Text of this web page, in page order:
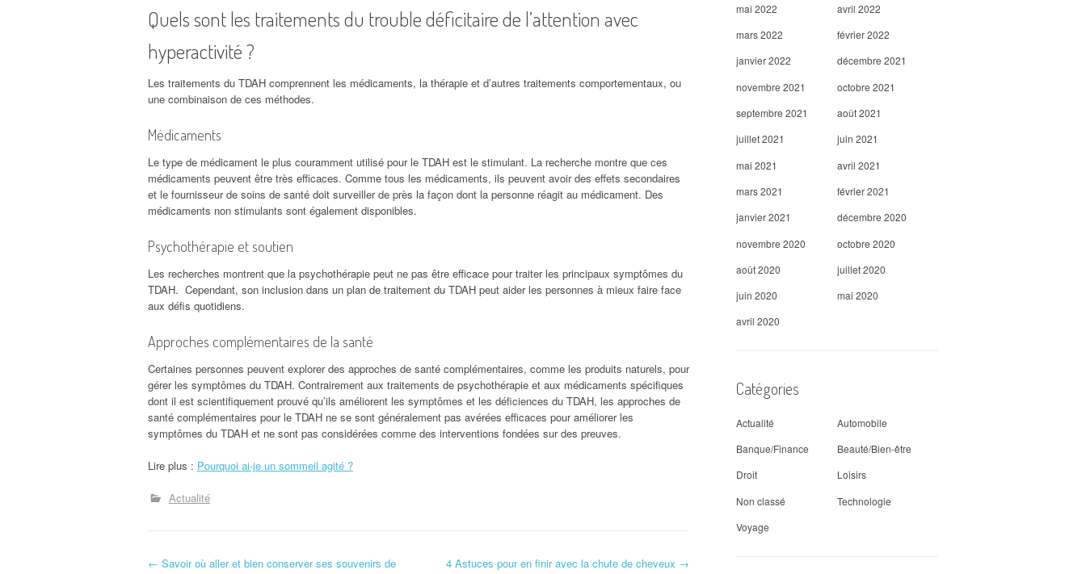
Quels sont les traitements du trouble déficitaire de l’attention avec
hyperactivité ?
Les traitements du TDAH comprennent les médicaments, la thérapie et d’autres traitements comportementaux, ou
une combinaison de ces méthodes.
Médicaments
Le type de médicament le plus couramment utilisé pour le TDAH est le stimulant. La recherche montre que ces
médicaments peuvent être très efficaces. Comme tous les médicaments, ils peuvent avoir des effets secondaires
et le fournisseur de soins de santé doit surveiller de près la façon dont la personne réagit au médicament. Des
médicaments non stimulants sont également disponibles.
Psychothérapie et soutien
Les recherches montrent que la psychothérapie peut ne pas être efficace pour traiter les principaux symptômes du
TDAH. Cependant, son inclusion dans un plan de traitement du TDAH peut aider les personnes à mieux faire face
aux défis quotidiens.
Approches complémentaires de la santé
Certaines personnes peuvent explorer des approches de santé complémentaires, comme les produits naturels, pour
gérer les symptômes du TDAH. Contrairement aux traitements de psychothérapie et aux médicaments spécifiques
dont il est scientifiquement prouvé qu’ils améliorent les symptômes et les déficiences du TDAH, les approches de
santé complémentaires pour le TDAH ne se sont généralement pas avérées efficaces pour améliorer les
symptômes du TDAH et ne sont pas considérées comme des interventions fondées sur des preuves.
Lire plus : Pourquoi ai-je un sommeil agité ?
Actualité
← Savoir où aller et bien conserver ses souvenirs de
4 Astuces pour en finir avec la chute de cheveux →
mai 2022
avril 2022
mars 2022
février 2022
janvier 2022
décembre 2021
novembre 2021
octobre 2021
septembre 2021
août 2021
juillet 2021
juin 2021
mai 2021
avril 2021
mars 2021
février 2021
janvier 2021
décembre 2020
novembre 2020
octobre 2020
août 2020
juillet 2020
juin 2020
mai 2020
avril 2020
Catégories
Actualité
Automobile
Banque/Finance
Beauté/Bien-être
Droit
Loisirs
Non classé
Technologie
Voyage